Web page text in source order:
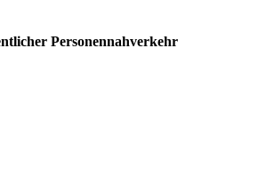
Personennahverkehr